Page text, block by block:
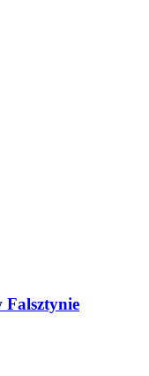
Falsztynie